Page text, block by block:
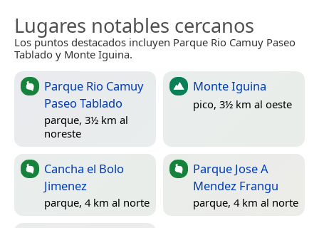
Lugares notables cercanos
Los puntos destacados incluyen Parque Rio Camuy Paseo
Tablado y Monte Iguina.
Parque Rio Camuy
Paseo Tablado
parque, 3½ km al
noreste
Monte Iguina
pico, 3½ km al oeste
Cancha el Bolo
Jimenez
parque, 4 km al norte
Parque Jose A
Mendez Frangu
parque, 4 km al norte